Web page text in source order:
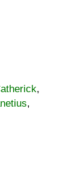
,
,